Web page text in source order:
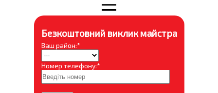
Безкоштовний виклик майстра
Ваш район:*
Номер телефону:*